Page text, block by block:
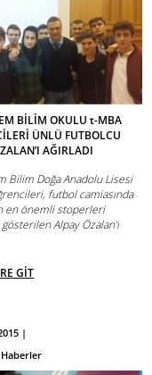
BİLİM OKULU t-MBA
ÜNLÜ FUTBOLCU
AĞIRLADI
Bilim Doğa Anadolu Lisesi
futbol camiasında
en önemli stoperleri
gösterilen Alpay Özalan’ı
GİT
|